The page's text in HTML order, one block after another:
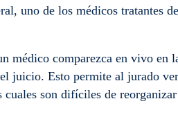
uno de los médicos tratantes
médico comparezca en vivo en
juicio. Esto permite al jurado
son difíciles de